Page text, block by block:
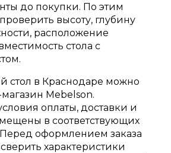
до покупки. По этим
высоту, глубину
расположение
стола с
стол в Краснодаре можно
Mebelson.
оплаты, доставки и
в соответствующих
Перед оформлением заказа
характеристики